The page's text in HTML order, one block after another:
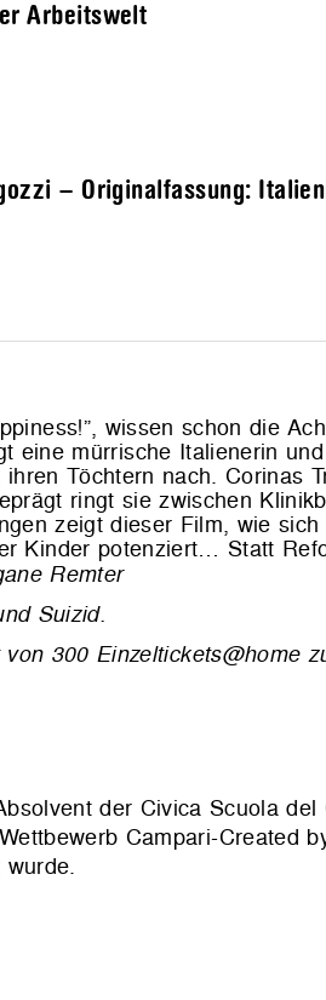
Arbeitswelt
– Originalfassung:
wissen schon die
eine mürrische Italienerin
Töchtern nach. Corinas
ringt sie zwischen
zeigt dieser Film, wie
Kinder potenziert… Statt
Remter
Suizid.
300 Einzeltickets@home
der Civica Scuola
Campari-Created